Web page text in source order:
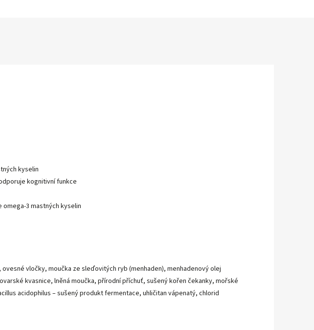
kyselin
kognitivní funkce
3 mastných kyselin
vločky, moučka ze sleďovitých ryb (menhaden), menhadenový olej
kvasnice, lněná moučka, přírodní příchuť, sušený kořen čekanky, mořské
acidophilus – sušený produkt fermentace, uhličitan vápenatý, chlorid